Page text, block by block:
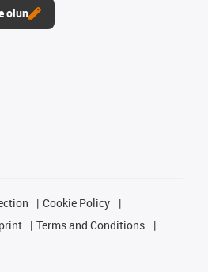
olun
Cookie Policy
Terms and Conditions